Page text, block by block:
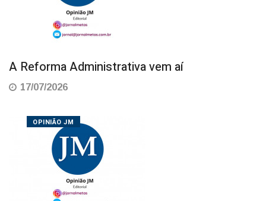
A Reforma Administrativa vem aí
17/07/2026
OPINIÃO JM